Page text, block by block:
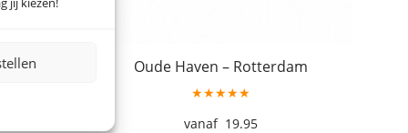
Oude Haven – Rotterdam
★★★★★
19.95